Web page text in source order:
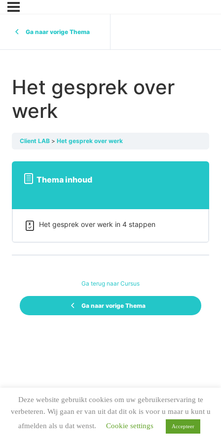
Ga naar vorige Thema
Het gesprek over
werk
Client LAB Het gesprek over werk
Thema inhoud
Het gesprek over werk in 4 stappen
Ga naar vorige Thema
Ga terug naar Cursus
Deze website gebruikt cookies om uw gebruikerservaring te
verbeteren. Wij gaan er van uit dat dit ok is voor u maar u kunt u
afmelden als u dat wenst.
Cookie settings Accepteer